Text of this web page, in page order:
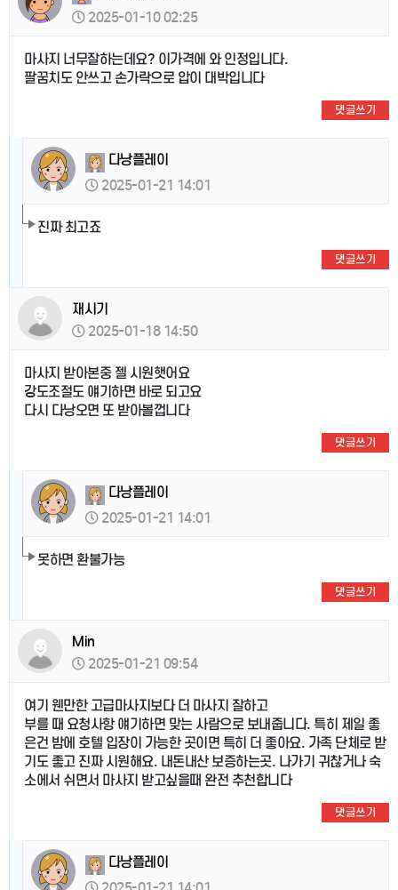
2025-01-10 02:25
마사지 너무잘하는데요? 이가격에 와 인정입니다.
팔꿈치도 안쓰고 손가락으로 압이 대박입니다
댓글쓰기
다낭플레이
2025-01-21 14:01
진짜 최고죠
댓글쓰기
재시기
2025-01-18 14:50
마사지 받아본중 젤 시원햇어요
강도조절도 얘기하면 바로 되고요
다시 다낭오면 또 받아볼껍니다
댓글쓰기
다낭플레이
2025-01-21 14:01
못하면 환불가능
댓글쓰기
Min
2025-01-21 09:54
여기 웬만한 고급마사지보다 더 마사지 잘하고
부를 때 요청사항 얘기하면 맞는 사람으로 보내줍니다. 특히 제일 좋
은건 밤에 호텔 입장이 가능한 곳이면 특히 더 좋아요. 가족 단체로 받
기도 좋고 진짜 시원해요. 내돈내산 보증하는곳. 나가기 귀찮거나 숙
소에서 쉬면서 마사지 받고싶을때 완전 추천합니다
댓글쓰기
다낭플레이